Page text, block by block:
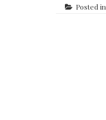
Posted in